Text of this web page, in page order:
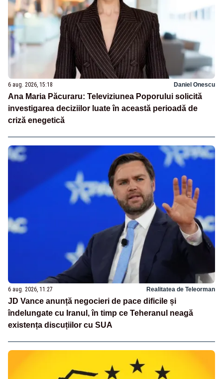
6 aug. 2026, 15:18 Daniel Onescu
Ana Maria Păcuraru: Televiziunea Poporului solicită
investigarea deciziilor luate în această perioadă de
criză enegetică
6 aug. 2026, 11:27 Realitatea de Teleorman
JD Vance anunță negocieri de pace dificile și
îndelungate cu Iranul, în timp ce Teheranul neagă
existența discuțiilor cu SUA